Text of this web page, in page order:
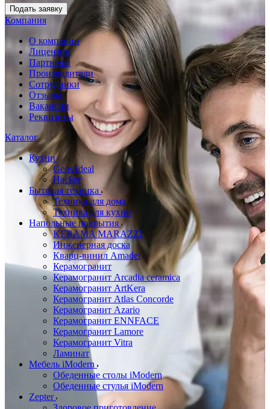
Подать заявку
Компания
О компании
Лицензии
Партнеры
Производители
Сотрудники
Отзывы
Вакансии
Реквизиты
Каталог
Кухни
Geos Ideal
Hacker
Бытовая техника
Техника для дома
Техника для кухни
Напольные покрытия
KERAMA MARAZZI
Инженерная доска
Кварц-винил Amadei
Керамогранит
Керамогранит Arcadia ceramica
Керамогранит ArtKera
Керамогранит Atlas Concorde
Керамогранит Azario
Керамогранит ENNFACE
Керамогранит Lamore
Керамогранит Vitra
Ламинат
Мебель iModern
Обеденные столы iModern
Обеденные стулья iModern
Zepter